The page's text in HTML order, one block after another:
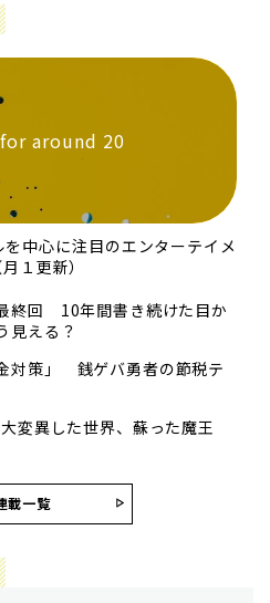
around 20
中心に注目のエンターテイメ
１更新）
終回 10年間書き続けた目か
見える？
対策」 銭ゲバ勇者の節税テ
変異した世界、蘇った魔王
載一覧